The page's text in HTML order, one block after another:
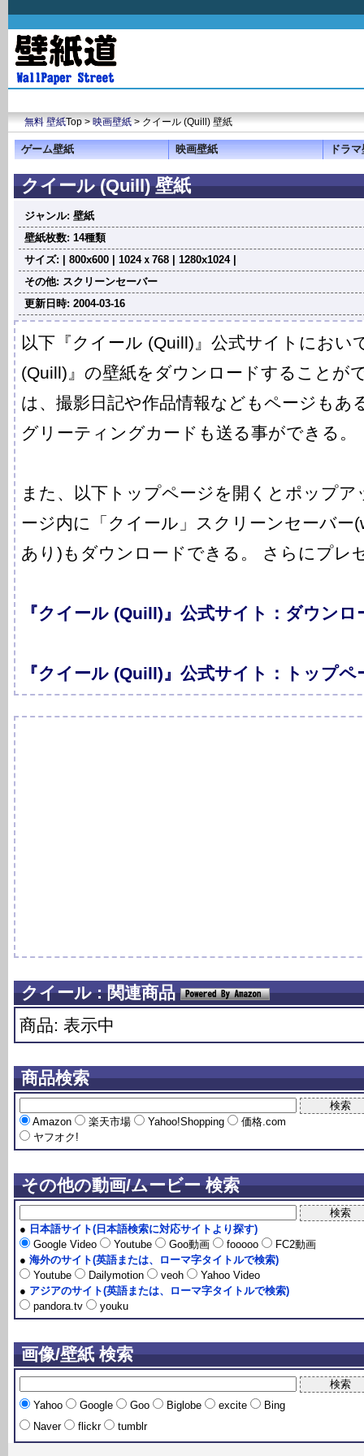
無料 壁紙Top >映画壁紙> クイール (Quill) 壁紙
ゲーム壁紙 映画壁紙 ドラ
クイール (Quill) 壁紙
ジャンル: 壁紙
壁紙枚数: 14種類
サイズ: | 800x600 | 1024ｘ768 | 1280x1024 |
その他: スクリーンセーバー
更新日時: 2004-03-16
以下『クイール (Quill)』公式サイトにおい
(Quill)』の壁紙をダウンロードすることが
は、撮影日記や作品情報などもページもあ
グリーティングカードも送る事ができる。
また、以下トップページを開くとポップ
ージ内に「クイール」スクリーンセーバー
あり)もダウンロードできる。 さらにプレ
『クイール (Quill)』公式サイト：ダウンロ
『クイール (Quill)』公式サイト：トップペ
クイール : 関連商品
商品: 表示中
商品検索
Amazon 楽天市場 Yahoo!Shopping
価格.com
ヤフオク!
その他の動画/ムービー 検索
● 日本語サイト(日本語検索に対応サイトより探す)
Google Video
Youtube Goo動画 fooooo
FC2動画
● 海外のサイト(英語または、ローマ字タイトルで検索)
Youtube
Dailymotion veoh
Yahoo Video
● アジアのサイト(英語または、ローマ字タイトルで検索)
pandora.tv
youku
画像/壁紙 検索
Yahoo Google Goo Biglobe excite
Bing
Naver
flickr tumblr